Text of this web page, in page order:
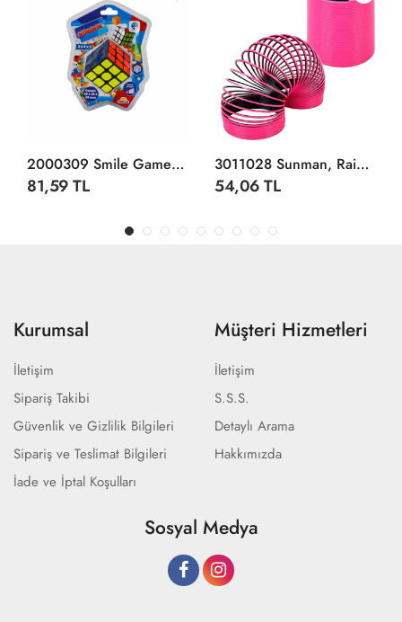
2000309 Smile Games Kübirik 3x3x3 Zeka Küpü
81,59 TL
3011028 Sunman, Rainbow Çift Renkli Stres Yayı
54,06 TL
Kurumsal
İletişim
Sipariş Takibi
Güvenlik ve Gizlilik Bilgileri
Sipariş ve Teslimat Bilgileri
İade ve İptal Koşulları
Müşteri Hizmetleri
İletişim
S.S.S.
Detaylı Arama
Hakkımızda
Sosyal Medya